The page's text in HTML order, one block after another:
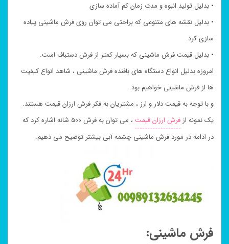
• بدلیل تولید انبوه و مدت زمان کم آماده سازی
• بدلیل نقشه های متنوعی که براحتی می توان روی فرش ماشینی پیاده
سازی کرد.
• بدلیل قیمت فرش ماشینی که بسیار کمتر از فرش دستباف است.
امروزه بدلیل انواع دستگاه های بافنده فرش ماشینی ، شاهد انواع کیفیت
ها از فرش ماشینی خواهیم بود.
و با توجه به قیمت دلار و ارز ، مشتریان به فکر فرش ارزان قیمت هستند.
یک نمونه ازفرش ارزان قیمت
، می توان به فرش ۵۰۰ شانه اشاره کرد که
در ادامه در مورد فرش ماشینی چشمه آبی بیشتر توضیح می دهیم.
فرش ماشینی: